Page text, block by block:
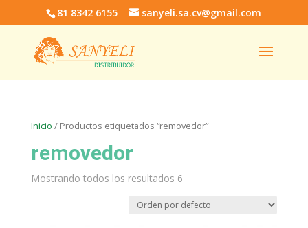
81 8342 6155 sanyeli.sa.cv@gmail.com
Inicio / Productos etiquetados “removedor”
removedor
Mostrando todos los resultados 6